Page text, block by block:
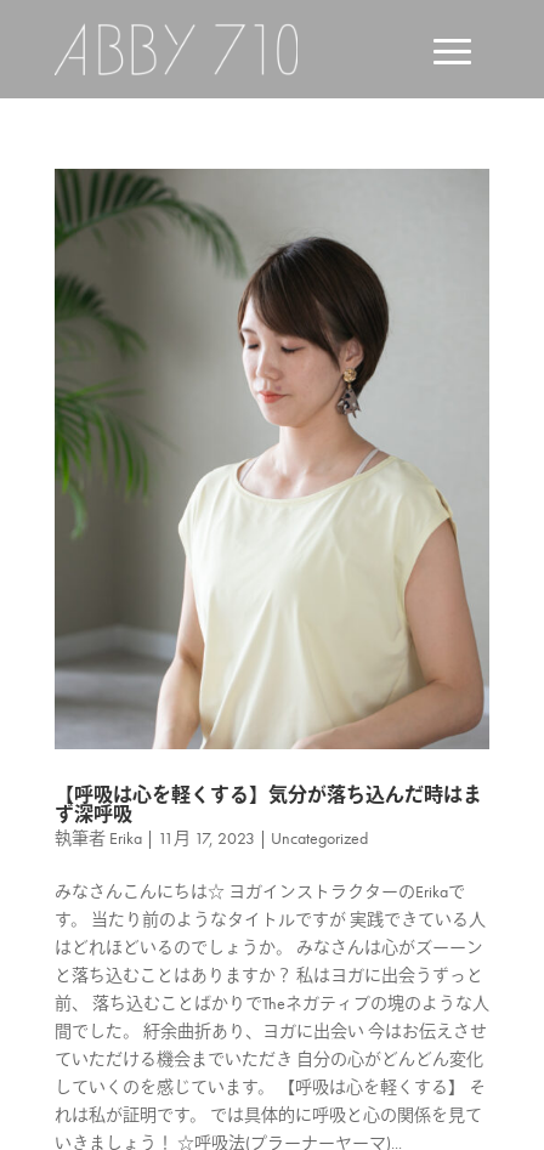
【呼吸は心を軽くする】気分が落ち込んだ時はま
ず深呼吸
執筆者 Erika| 11月 17, 2023 | Uncategorized
みなさんこんにちは☆ ヨガインストラクターのErikaで
す。 当たり前のようなタイトルですが 実践できている人
はどれほどいるのでしょうか。 みなさんは心がズーーン
と落ち込むことはありますか？ 私はヨガに出会うずっと
前、 落ち込むことばかりでTheネガティブの塊のような人
間でした。 紆余曲折あり、ヨガに出会い 今はお伝えさせ
ていただける機会までいただき 自分の心がどんどん変化
していくのを感じています。 【呼吸は心を軽くする】 そ
れは私が証明です。 では具体的に呼吸と心の関係を見て
いきましょう！ ☆呼吸法(プラーナーヤーマ)...